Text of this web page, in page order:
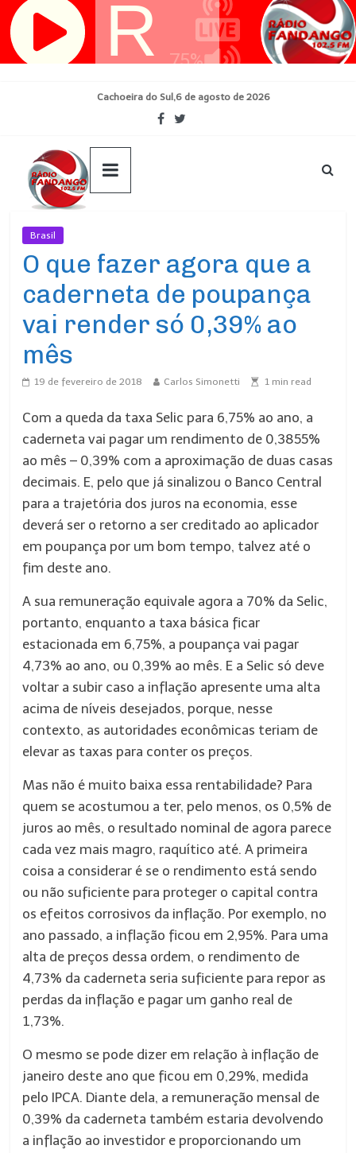
Pular
para
Cachoeira do Sul,6 de agosto de 2026
Brasil
O que fazer agora que a
caderneta de poupança
vai render só 0,39% ao
mês
19 de fevereiro de 2018 Carlos Simonetti 1 min read
Com a queda da taxa Selic para 6,75% ao ano, a
caderneta vai pagar um rendimento de 0,3855%
ao mês – 0,39% com a aproximação de duas casas
decimais. E, pelo que já sinalizou o Banco Central
para a trajetória dos juros na economia, esse
deverá ser o retorno a ser creditado ao aplicador
em poupança por um bom tempo, talvez até o
fim deste ano.
A sua remuneração equivale agora a 70% da Selic,
portanto, enquanto a taxa básica ficar
estacionada em 6,75%, a poupança vai pagar
4,73% ao ano, ou 0,39% ao mês. E a Selic só deve
voltar a subir caso a inflação apresente uma alta
acima de níveis desejados, porque, nesse
contexto, as autoridades econômicas teriam de
elevar as taxas para conter os preços.
Mas não é muito baixa essa rentabilidade? Para
quem se acostumou a ter, pelo menos, os 0,5% de
juros ao mês, o resultado nominal de agora parece
cada vez mais magro, raquítico até. A primeira
coisa a considerar é se o rendimento está sendo
ou não suficiente para proteger o capital contra
os efeitos corrosivos da inflação. Por exemplo, no
ano passado, a inflação ficou em 2,95%. Para uma
alta de preços dessa ordem, o rendimento de
4,73% da caderneta seria suficiente para repor as
perdas da inflação e pagar um ganho real de
1,73%.
O mesmo se pode dizer em relação à inflação de
janeiro deste ano que ficou em 0,29%, medida
pelo IPCA. Diante dela, a remuneração mensal de
0,39% da caderneta também estaria devolvendo
a inflação ao investidor e proporcionando um